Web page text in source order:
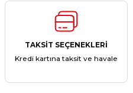
TAKSİT SEÇENEKLERİ
Kredi kartına taksit ve havale